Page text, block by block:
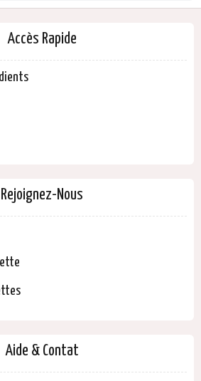
Accès Rapide
Rejoignez-Nous
Aide & Contat